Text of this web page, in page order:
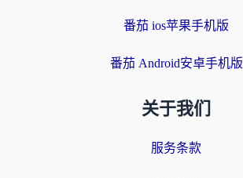
番茄 ios苹果手机版
番茄 Android安卓手机版
关于我们
服务条款